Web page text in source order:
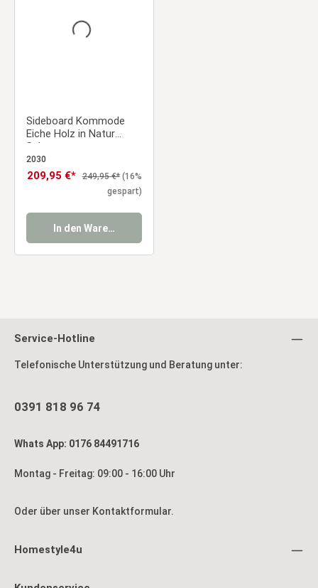
Sideboard Kommode
Eiche Holz in Natur
Schwarz
Wohnzimmerschrank
2030
Verkaufspreis:
209,95 €* Regulärer Preis:
249,95 €* (16%
gespart)
In den Warenkorb
Service-Hotline
Telefonische Unterstützung und Beratung unter:
0391 818 96 74
Whats App: 0176 84491716
Montag - Freitag: 09:00 - 16:00 Uhr
Oder über unser Kontaktformular.
Homestyle4u